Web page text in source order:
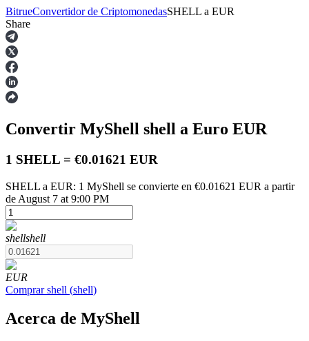
Futuros
Futuros del USDT
BitrueConvertidor de CriptomonedasSHELL a EUR
Share
Convertir MyShell shell a Euro EUR
1 SHELL = €0.01621 EUR
SHELL a EUR: 1 MyShell se convierte en €0.01621 EUR a partir
de August 7 at 9:00 PM
shellshell
EUR
Comprar shell (shell)
Acerca de MyShell